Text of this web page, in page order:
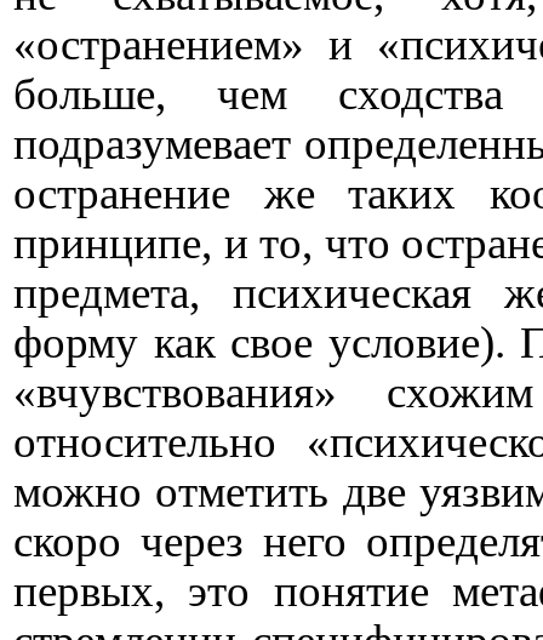
«остранением» и
больше, чем
подразумевает
остранение же таких
принципе, и то, что
предмета, психическая
форму как свое условие).
«вчувствования»
относительно
можно отметить две
скоро через него
первых, это понятие